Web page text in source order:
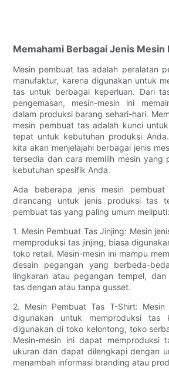
Memahami Berbagai Jenis Mesin
Mesin pembuat tas adalah peralatan
manufaktur, karena digunakan untuk
tas untuk berbagai keperluan. Dari
pengemasan, mesin-mesin ini
dalam produksi barang sehari-hari.
mesin pembuat tas adalah kunci
tepat untuk kebutuhan produksi
kita akan menjelajahi berbagai jenis
tersedia dan cara memilih mesin yang
kebutuhan spesifik Anda.
Ada beberapa jenis mesin pembuat
dirancang untuk jenis produksi tas
pembuat tas yang paling umum meliputi:
1. Mesin Pembuat Tas Jinjing: Mesin
memproduksi tas jinjing, biasa
toko retail. Mesin-mesin ini mampu
desain pegangan yang berbeda-
lingkaran atau pegangan tempel,
tas dengan atau tanpa gusset.
2. Mesin Pembuat Tas T-Shirt:
digunakan untuk memproduksi tas
digunakan di toko kelontong, toko
Mesin-mesin ini dapat memproduksi
ukuran dan dapat dilengkapi dengan
menambah informasi branding atau